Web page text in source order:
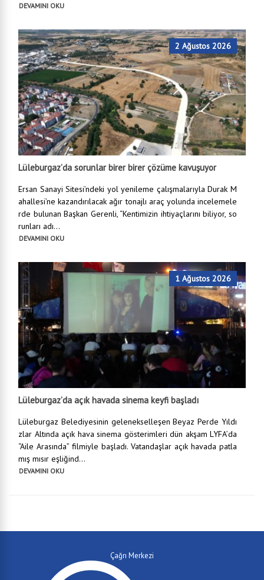
DEVAMINI OKU
2 Ağustos 2026
Lüleburgaz’da sorunlar birer birer çözüme kavuşuyor
Ersan Sanayi Sitesi’ndeki yol yenileme çalışmalarıyla Durak M
ahallesi’ne kazandırılacak ağır tonajlı araç yolunda incelemele
rde bulunan Başkan Gerenli, “Kentimizin ihtiyaçlarını biliyor, so
runları adı...
DEVAMINI OKU
1 Ağustos 2026
Lüleburgaz’da açık havada sinema keyfi başladı
Lüleburgaz Belediyesinin gelenekselleşen Beyaz Perde Yıldı
zlar Altında açık hava sinema gösterimleri dün akşam LYFA’da
“Aile Arasında” filmiyle başladı. Vatandaşlar açık havada patla
mış mısır eşliğind...
DEVAMINI OKU
Çağrı Merkezi